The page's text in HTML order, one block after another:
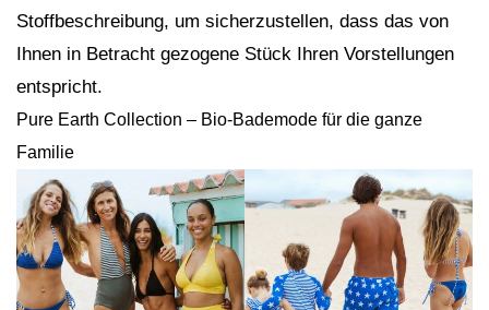
Stoffbeschreibung, um sicherzustellen, dass das von
Ihnen in Betracht gezogene Stück Ihren Vorstellungen
entspricht.
Pure Earth Collection – Bio-Bademode für die ganze
Familie